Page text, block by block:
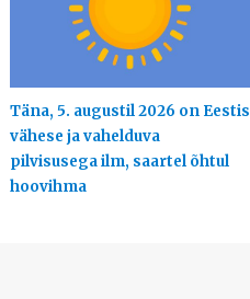
Täna, 5. augustil 2026 on Eestis
vähese ja vahelduva
pilvisusega ilm, saartel õhtul
hoovihma